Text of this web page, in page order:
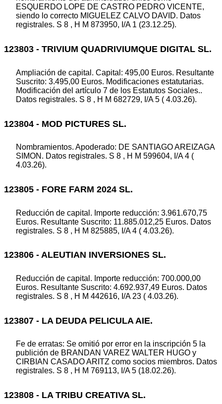
ESQUERDO LOPE DE CASTRO PEDRO VICENTE,
siendo lo correcto MIGUELEZ CALVO DAVID. Datos
registrales. S 8 , H M 873950, I/A 1 (23.12.25).
123803 - TRIVIUM QUADRIVIUMQUE DIGITAL SL.
Ampliación de capital. Capital: 495,00 Euros. Resultante
Suscrito: 3.495,00 Euros. Modificaciones estatutarias.
Modificación del artículo 7 de los Estatutos Sociales..
Datos registrales. S 8 , H M 682729, I/A 5 ( 4.03.26).
123804 - MOD PICTURES SL.
Nombramientos. Apoderado: DE SANTIAGO AREIZAGA
SIMON. Datos registrales. S 8 , H M 599604, I/A 4 (
4.03.26).
123805 - FORE FARM 2024 SL.
Reducción de capital. Importe reducción: 3.961.670,75
Euros. Resultante Suscrito: 11.885.012,25 Euros. Datos
registrales. S 8 , H M 825885, I/A 4 ( 4.03.26).
123806 - ALEUTIAN INVERSIONES SL.
Reducción de capital. Importe reducción: 700.000,00
Euros. Resultante Suscrito: 4.692.937,49 Euros. Datos
registrales. S 8 , H M 442616, I/A 23 ( 4.03.26).
123807 - LA DEUDA PELICULA AIE.
Fe de erratas: Se omitió por error en la inscripción 5 la
publición de BRANDAN VAREZ WALTER HUGO y
CIRBIAN CASADO ARITZ como socios miembros. Datos
registrales. S 8 , H M 769113, I/A 5 (18.02.26).
123808 - LA TRIBU CREATIVA SL.